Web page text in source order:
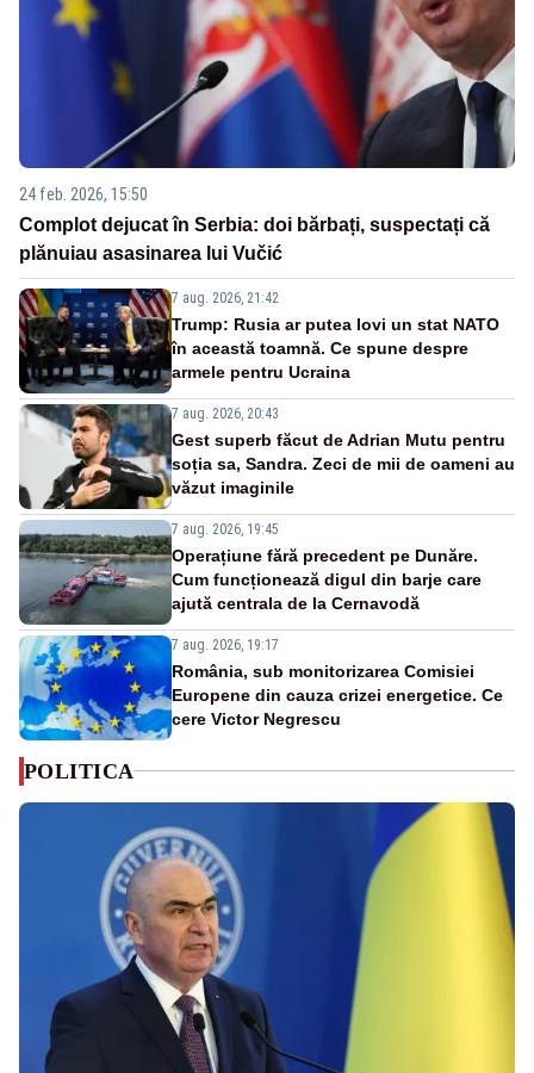
24 feb. 2026, 15:50
Complot dejucat în Serbia: doi bărbați, suspectați că
plănuiau asasinarea lui Vučić
7 aug. 2026, 21:42
Trump: Rusia ar putea lovi un stat NATO
în această toamnă. Ce spune despre
armele pentru Ucraina
7 aug. 2026, 20:43
Gest superb făcut de Adrian Mutu pentru
soția sa, Sandra. Zeci de mii de oameni au
văzut imaginile
7 aug. 2026, 19:45
Operațiune fără precedent pe Dunăre.
Cum funcționează digul din barje care
ajută centrala de la Cernavodă
7 aug. 2026, 19:17
România, sub monitorizarea Comisiei
Europene din cauza crizei energetice. Ce
cere Victor Negrescu
POLITICA